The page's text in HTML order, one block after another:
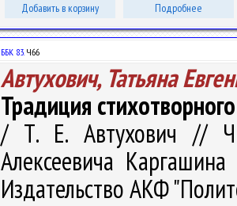
Добавить в корзину Подробнее
ББК 83.Ч66
Автухович, Татьяна
Традиция
/ Т. Е. Автухович //
Алексеевича
Издательство АКФ